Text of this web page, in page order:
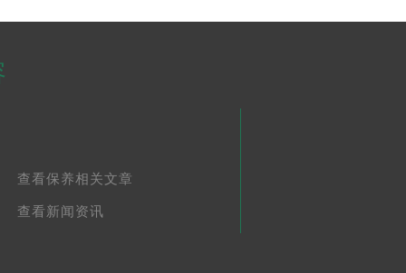
查看保养相关文章
查看新闻资讯